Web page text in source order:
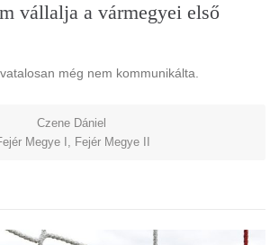
vállalja a vármegyei első
még nem kommunikálta.
Czene Dániel
Megye I , Fejér Megye II